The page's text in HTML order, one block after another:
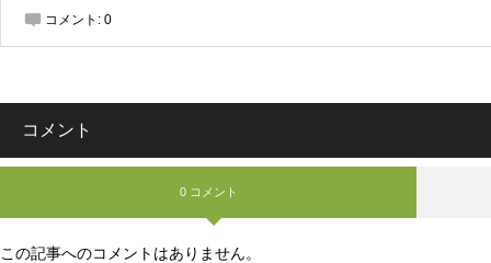
コメント: 0
コメント
0 コメント
この記事へのコメントはありません。